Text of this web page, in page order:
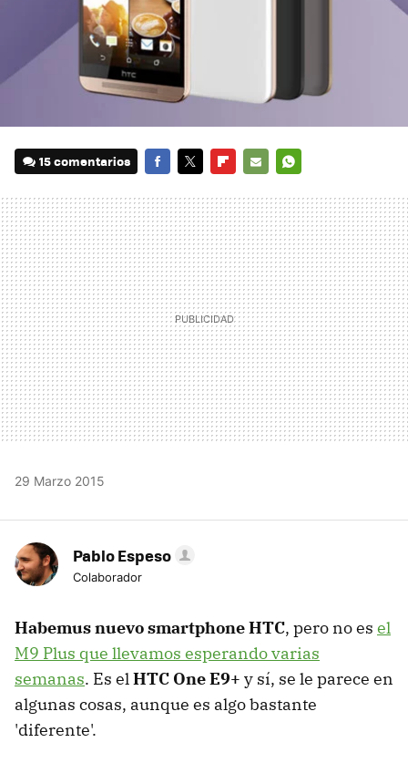
15 comentarios
MAIL
29 Marzo 2015
Pablo Espeso
Colaborador
Habemus nuevo smartphone HTC, pero no es el
M9 Plus que llevamos esperando varias
semanas. Es elHTC One E9+ y sí, se le parece en
algunas cosas, aunque es algo bastante
'diferente'.